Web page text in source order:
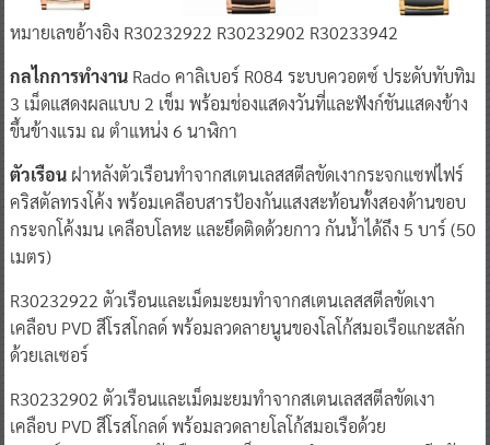
หมายเลขอ้างอิง R30232922 R30232902 R30233942
กลไกการทำงานRado คาลิเบอร์ R084 ระบบควอตซ์ ประดับทับทิม
3 เม็ดแสดงผลแบบ 2 เข็ม พร้อมช่องแสดงวันที่และฟังก์ชันแสดงข้าง
ขึ้นข้างแรม ณ ตำแหน่ง 6 นาฬิกา
ตัวเรือนฝาหลังตัวเรือนทำจากสเตนเลสสตีลขัดเงากระจกแซฟไฟร์
คริสตัลทรงโค้ง พร้อมเคลือบสารป้องกันแสงสะท้อนทั้งสองด้านขอบ
กระจกโค้งมน เคลือบโลหะ และยึดติดด้วยกาว กันน้ำได้ถึง 5 บาร์ (50
เมตร)
R30232922 ตัวเรือนและเม็ดมะยมทำจากสเตนเลสสตีลขัดเงา
เคลือบ PVD สีโรสโกลด์ พร้อมลวดลายนูนของโลโก้สมอเรือแกะสลัก
ด้วยเลเซอร์
R30232902 ตัวเรือนและเม็ดมะยมทำจากสเตนเลสสตีลขัดเงา
เคลือบ PVD สีโรสโกลด์ พร้อมลวดลายโลโก้สมอเรือด้วย